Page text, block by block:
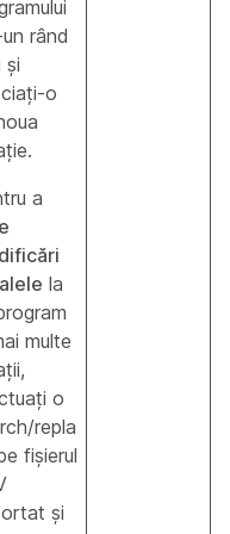
rând
și
o
a
la
multe
o
repla
fișierul
și